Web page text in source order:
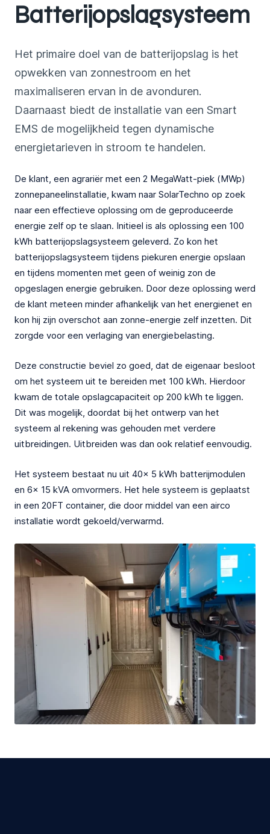
Batterijopslagsysteem
Het primaire doel van de batterijopslag is het
opwekken van zonnestroom en het
maximaliseren ervan in de avonduren.
Daarnaast biedt de installatie van een Smart
EMS de mogelijkheid tegen dynamische
energietarieven in stroom te handelen.
De klant, een agrariër met een 2 MegaWatt-piek (MWp)
zonnepaneelinstallatie, kwam naar SolarTechno op zoek
naar een effectieve oplossing om de geproduceerde
energie zelf op te slaan. Initieel is als oplossing een 100
kWh batterijopslagsysteem geleverd. Zo kon het
batterijopslagsysteem tijdens piekuren energie opslaan
en tijdens momenten met geen of weinig zon de
opgeslagen energie gebruiken. Door deze oplossing werd
de klant meteen minder afhankelijk van het energienet en
kon hij zijn overschot aan zonne-energie zelf inzetten. Dit
zorgde voor een verlaging van energiebelasting.
Deze constructie beviel zo goed, dat de eigenaar besloot
om het systeem uit te bereiden met 100 kWh. Hierdoor
kwam de totale opslagcapaciteit op 200 kWh te liggen.
Dit was mogelijk, doordat bij het ontwerp van het
systeem al rekening was gehouden met verdere
uitbreidingen. Uitbreiden was dan ook relatief eenvoudig.
Het systeem bestaat nu uit 40x 5 kWh batterijmodulen
en 6x 15 kVA omvormers. Het hele systeem is geplaatst
in een 20FT container, die door middel van een airco
installatie wordt gekoeld/verwarmd.